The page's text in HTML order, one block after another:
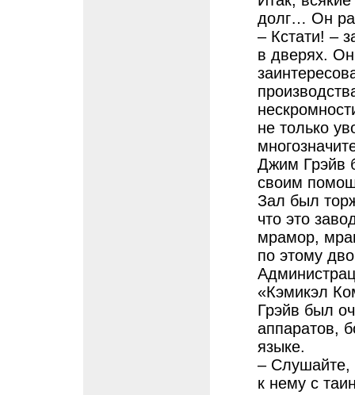
долг… Он
– Кстати! –
в дверях.
не только
Джим Грэйв
своим
Зал был
что это
мрамор,
по этому
«Кэмикэл
Грэйв был
аппаратов,
языке.
– Слушайте,
к нему с